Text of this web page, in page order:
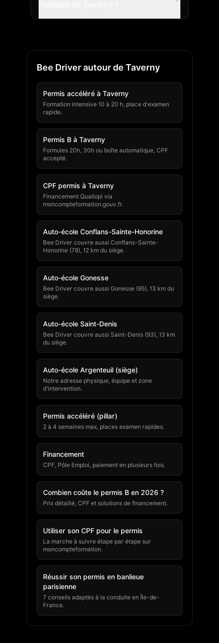
Bee Driver autour de Taverny
Permis accéléré à Taverny
Formation intensive 10 à 20 h, place d'examen
rapide.
Permis B à Taverny
Formules 20h, 30h ou boîte automatique, CPF
accepté.
CPF permis à Taverny
Financement Qualiopi via
moncompteformation.gouv.fr.
Auto-école Conflans-Sainte-Honorine
Bee Driver couvre aussi Conflans-Sainte-
Honorine (78), 12 km du siège.
Auto-école Gonesse
Bee Driver couvre aussi Gonesse (95), 13 km du
siège.
Auto-école Saint-Denis
Bee Driver couvre aussi Saint-Denis (93), 13 km
du siège.
Auto-école Argenteuil (siège)
Notre adresse physique, équipe et zone
d'intervention.
Permis accéléré (pillar)
2 à 4 semaines max, places examen rapides.
Financement
CPF, Pôle Emploi, paiement en plusieurs fois.
Combien coûte le permis B en 2026 ?
Prix détaillé, CPF et solutions de financement.
Utiliser son CPF pour le permis
La marche à suivre étape par étape sur
moncompteformation.
Réussir son permis en banlieue
parisienne
7 conseils adaptés à la conduite en Île-de-
France.